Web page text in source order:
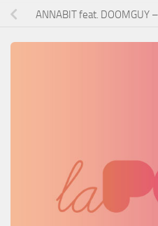
ANNABIT feat. DOOMGUY